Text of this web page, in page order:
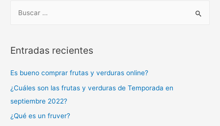
Entradas recientes
Es bueno comprar frutas y verduras online?
¿Cuáles son las frutas y verduras de Temporada en
septiembre 2022?
¿Qué es un fruver?